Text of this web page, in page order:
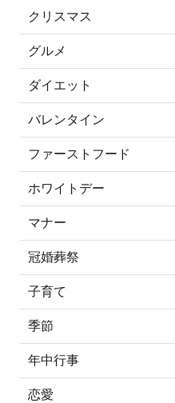
クリスマス
グルメ
ダイエット
バレンタイン
ファーストフード
ホワイトデー
マナー
冠婚葬祭
子育て
季節
年中行事
恋愛